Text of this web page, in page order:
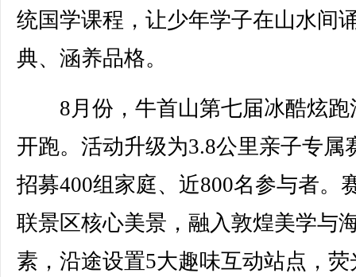
统国学课程，让少年学子在山水间
典、涵养品格。
8月份，牛首山第七届冰酷炫跑
开跑。活动升级为3.8公里亲子专属
招募400组家庭、近800名参与者。
联景区核心美景，融入敦煌美学与
素，沿途设置5大趣味互动站点，荧